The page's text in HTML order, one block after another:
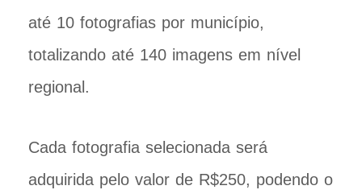
até 10 fotografias por município,
totalizando até 140 imagens em nível
regional.
Cada fotografia selecionada será
adquirida pelo valor de R$250, podendo o